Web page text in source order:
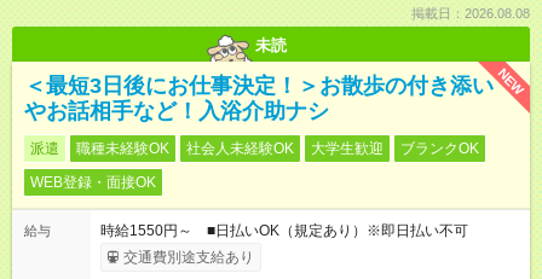
掲載日：2026.08.08
未読
NEW
＜最短3日後にお仕事決定！＞お散歩の付き添い
やお話相手など！入浴介助ナシ
派遣 職種未経験OK 社会人未経験OK 大学生歓迎
ブランクOK
WEB登録・面接OK
給与
時給1550円～ ■日払いOK（規定あり）※即日払い不可
交通費別途支給あり